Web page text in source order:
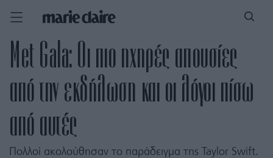
Met Gala: Οι πιο ηχηρές απουσίες
από την εκδήλωση και οι λόγοι πίσω
από αυτές
Πολλοί ακολούθησαν το παράδειγμα της Taylor Swift.